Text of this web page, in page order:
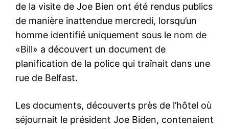
de la visite de Joe Bien ont été rendus publics
de manière inattendue mercredi, lorsqu’un
homme identifié uniquement sous le nom de
«Bill» a découvert un document de
planification de la police qui traînait dans une
rue de Belfast.
Les documents, découverts près de l’hôtel où
séjournait le président Joe Biden, contenaient